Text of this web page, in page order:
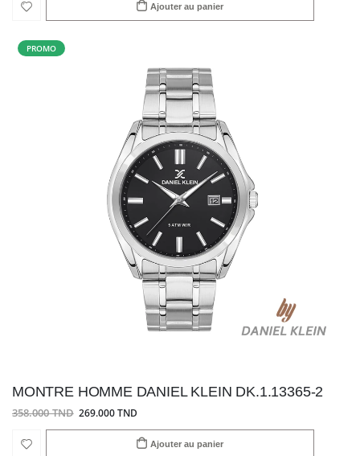
Ajouter au panier
PROMO
MONTRE HOMME DANIEL KLEIN DK.1.13365-2
358.000 TND 269.000 TND
Ajouter au panier